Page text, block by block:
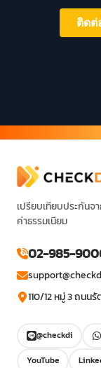
ติดต่
เปรียบเทียบประกันจ
ค่าธรรมเนียม
02-985-
110/12 หมู่ 3 ถนน
@checkdi
YouTube